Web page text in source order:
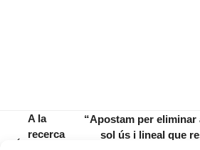
A la
recerca
next
“Apostam per eliminar
sol ús i lineal que